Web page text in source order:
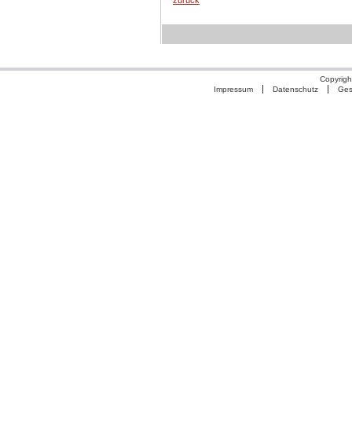
Impressum
Datenschutz